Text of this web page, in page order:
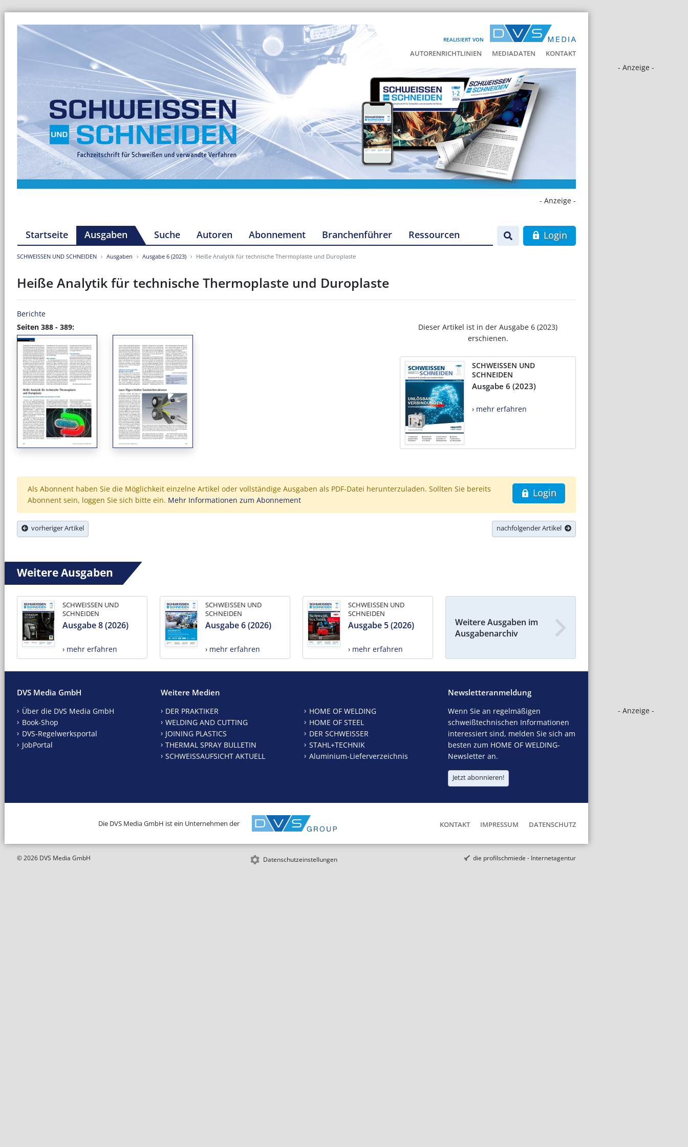
REALISIERT VON
AUTORENRICHTLINIEN MEDIADATEN KONTAKT
- Anzeige -
- Anzeige -
- Anzeige -
Startseite Ausgaben Suche Autoren Abonnement Branchenführer Ressourcen Login
SCHWEISSEN UND SCHNEIDEN Ausgaben Ausgabe 6 (2023) Heiße Analytik für technische Thermoplaste und Duroplaste
Heiße Analytik für technische Thermoplaste und Duroplaste
Berichte
Seiten 388 - 389:
Dieser Artikel ist in der Ausgabe 6 (2023)
erschienen.
SCHWEISSEN UND
SCHNEIDEN
Ausgabe 6 (2023)
› mehr erfahren
Login
Als Abonnent haben Sie die Möglichkeit einzelne Artikel oder vollständige Ausgaben als PDF-Datei herunterzuladen. Sollten Sie bereits
Abonnent sein, loggen Sie sich bitte ein. Mehr Informationen zum Abonnement
vorheriger Artikel nachfolgender Artikel
Weitere Ausgaben
SCHWEISSEN UND
SCHNEIDEN
Ausgabe 8 (2026)
› mehr erfahren
SCHWEISSEN UND
SCHNEIDEN
Ausgabe 6 (2026)
› mehr erfahren
SCHWEISSEN UND
SCHNEIDEN
Ausgabe 5 (2026)
› mehr erfahren
Weitere Ausgaben im
Ausgabenarchiv
DVS Media GmbH
Über die DVS Media GmbH
Book-Shop
DVS-Regelwerksportal
JobPortal
Weitere Medien
DER PRAKTIKER
WELDING AND CUTTING
JOINING PLASTICS
THERMAL SPRAY BULLETIN
SCHWEISSAUFSICHT AKTUELL
HOME OF WELDING
HOME OF STEEL
DER SCHWEISSER
STAHL+TECHNIK
Aluminium-Lieferverzeichnis
Newsletteranmeldung
Wenn Sie an regelmäßigen
schweißtechnischen Informationen
interessiert sind, melden Sie sich am
besten zum HOME OF WELDING-
Newsletter an.
Jetzt abonnieren!
Die DVS Media GmbH ist ein Unternehmen der KONTAKT IMPRESSUM DATENSCHUTZ
© 2026 DVS Media GmbH Datenschutzeinstellungen die profilschmiede - Internetagentur